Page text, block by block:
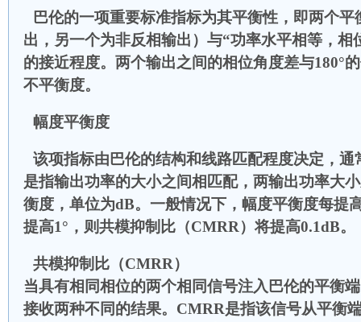
巴伦的一项重要标准指标为其平衡性，即两个平
出，另一个为非反相输出）与“功率水平相等，相
的接近程度。两个输出之间的相位角度差与180°
不平衡度。
幅度平衡度
该项指标由巴伦的结构和线路匹配程度决定，
是指输出功率的大小之间相匹配，两输出功率大
衡度，单位为dB。一般情况下，幅度平衡度每提
提高1°，则共模抑制比（CMRR）将提高0.1dB。
共模抑制比（CMRR）
当具有相同相位的两个相同信号注入巴伦的平衡
接收两种不同的结果。CMRR是指该信号从平衡